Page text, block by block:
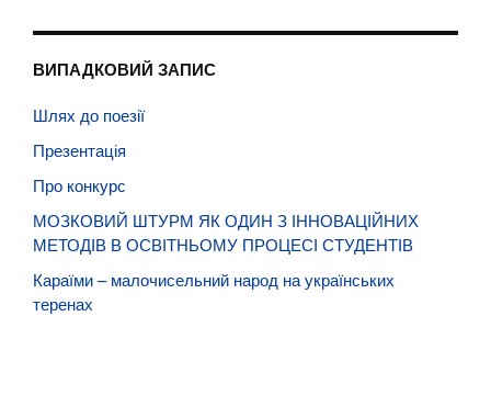
ВИПАДКОВИЙ ЗАПИС
Шлях до поезії
Презентація
Про конкурс
МОЗКОВИЙ ШТУРМ ЯК ОДИН З ІННОВАЦІЙНИХ
МЕТОДІВ В ОСВІТНЬОМУ ПРОЦЕСІ СТУДЕНТІВ
Караїми – малочисельний народ на українських
теренах